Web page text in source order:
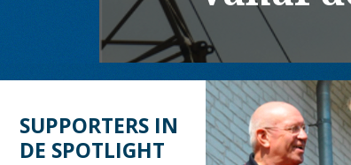
SUPPORTERS IN
DE SPOTLIGHT